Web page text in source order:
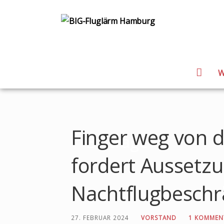
BIG-Fluglärm
l
-
L
ä
r
m
Beiträge
Finger weg von
fordert
27. FEBRUAR 2024 VORSTAND 1